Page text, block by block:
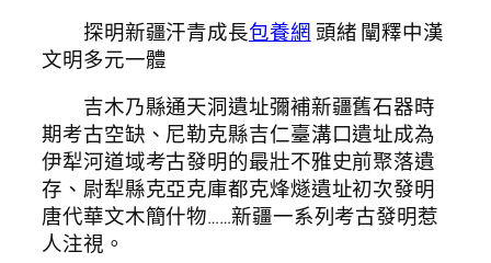
探明新疆汗青成長包養網頭緒 闡釋中漢
文明多元一體
吉木乃縣通天洞遺址彌補新疆舊石器時
期考古空缺、尼勒克縣吉仁臺溝口遺址成為
伊犁河道域考古發明的最壯不雅史前聚落遺
存、尉犁縣克亞克庫都克烽燧遺址初次發明
唐代華文木簡什物……新疆一系列考古發明惹
人注視。